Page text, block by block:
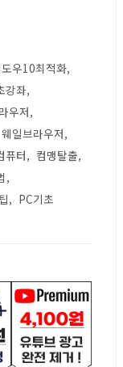
우10최적화
강좌
우저
웨일브라우저
퓨터
컴맹탈출
PC기초